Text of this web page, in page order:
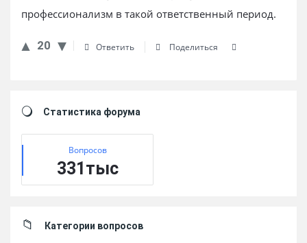
профессионализм в такой ответственный период.
20 Ответить Поделиться
Статистика форума
Вопросов
331тыс
Категории вопросов